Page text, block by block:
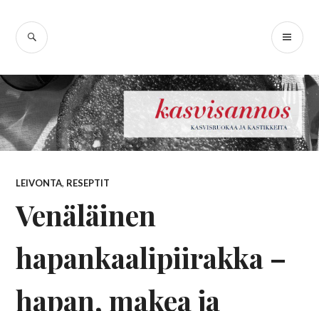
content
SEARCH
LEIVONTA, RESEPTIT
Venäläinen
hapankaalipiirakka –
hapan, makea ja